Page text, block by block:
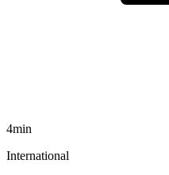
4min
International